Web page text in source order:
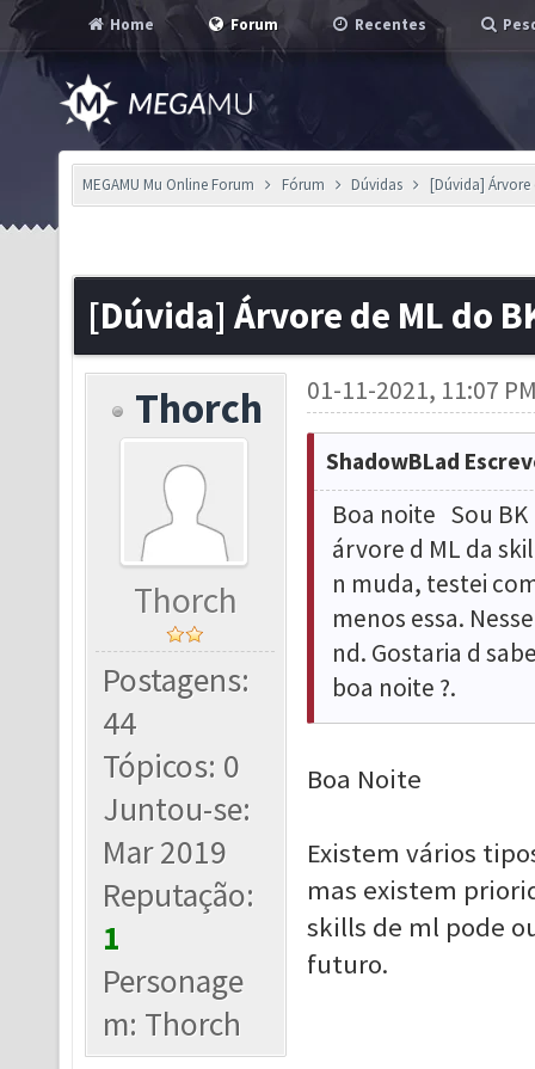
Home Forum Recentes
MEGAMU Mu Online Forum Fórum Dúvidas [Dúvida] Árvore
[Dúvida] Árvore de ML do
Thorch
Thorch
Postagens:
44
Tópicos: 0
Juntou-se:
Mar 2019
Reputação:
1
Personage
m: Thorch
01-11-2021, 11:07
ShadowBLad
Boa noite Sou BK
árvore d ML da
n muda, testei
menos essa.
nd. Gostaria d
boa noite ?.
Boa Noite
Existem vários
mas existem
skills de ml pode
futuro.